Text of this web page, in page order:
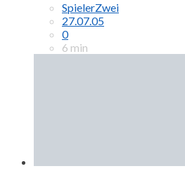
SpielerZwei
27.07.05
0
6 min